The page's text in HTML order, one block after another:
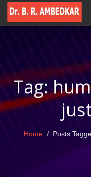
Tag:
Home Posts